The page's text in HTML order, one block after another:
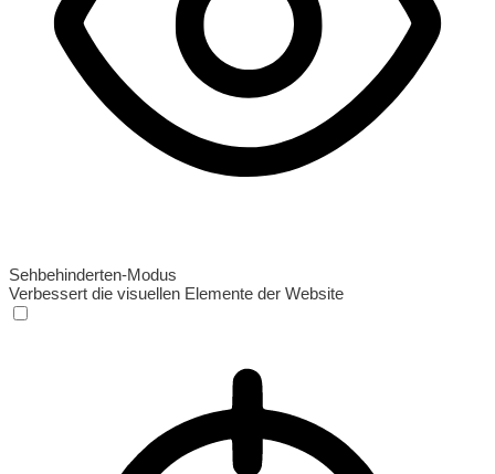
Sehbehinderten-Modus
Verbessert die visuellen Elemente der Website